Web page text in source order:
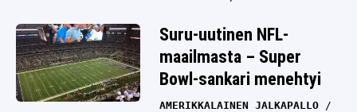
Suru-uutinen NFL-
maailmasta – Super
Bowl-sankari menehtyi
AMERIKKALAINEN JALKAPALLO